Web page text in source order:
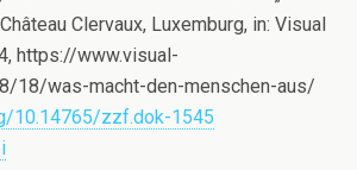
Clervaux, Luxemburg, in: Visual
https://www.visual-
18/was-macht-den-menschen-aus/
10.14765/zzf.dok-1545